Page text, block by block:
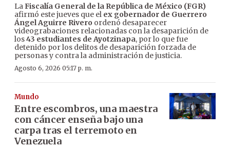
LaFiscalía General de la República de México (FGR)
afirmó este jueves que el ex gobernador de Guerrero
Ángel Aguirre Rivero ordenó desaparecer
videograbaciones relacionadas con la desaparición de
los43 estudiantes de Ayotzinapa, por lo que fue
detenido por los delitos de desaparición forzada de
personas y contra la administración de justicia.
Agosto 6, 2026 05:17 p. m.
Mundo
Entre escombros, una maestra
con cáncer enseña bajo una
carpa tras el terremoto en
Venezuela